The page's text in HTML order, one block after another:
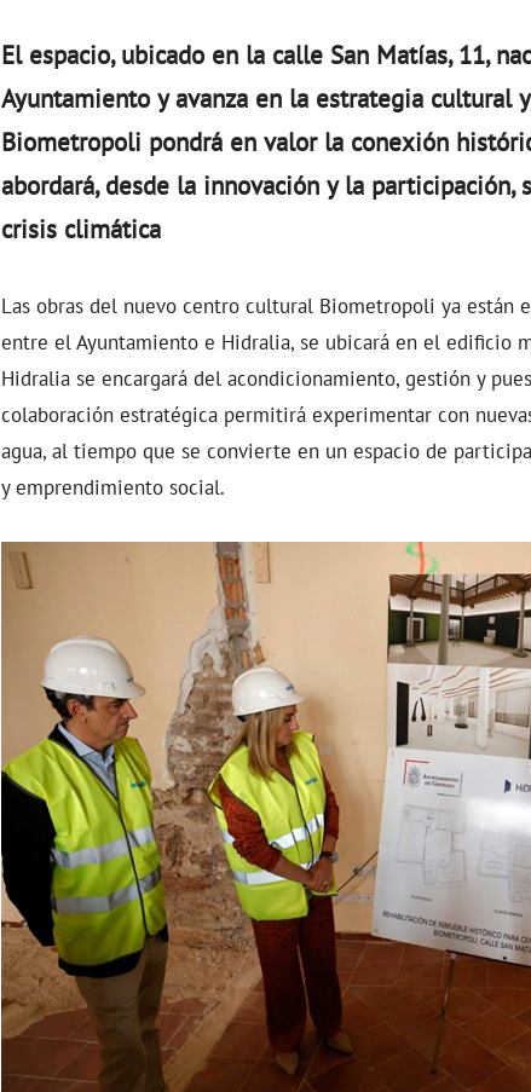
El espacio, ubicado en la calle San Matías, 11,
Ayuntamiento y avanza en la estrategia cultural
Biometropoli pondrá en valor la conexión
abordará, desde la innovación y la
crisis climática
Las obras del nuevo centro cultural Biometropoli ya están
entre el Ayuntamiento e Hidralia, se ubicará en el edificio
Hidralia se encargará del acondicionamiento, gestión y
colaboración estratégica permitirá experimentar con
agua, al tiempo que se convierte en un espacio de
y emprendimiento social.